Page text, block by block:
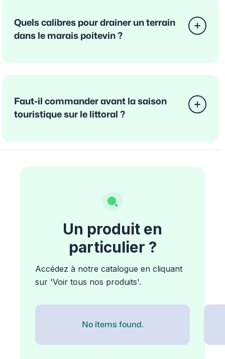
Quels calibres pour drainer un terrain
dans le marais poitevin ?
Faut-il commander avant la saison
touristique sur le littoral ?
Un produit en
particulier ?
Accédez à notre catalogue en cliquant
sur 'Voir tous nos produits'.
No items found.